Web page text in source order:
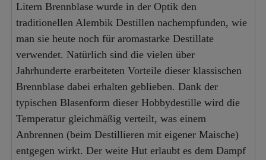
Litern Brennblase wurde in der Optik den
traditionellen Alembik Destillen nachempfunden, wie
man sie heute noch für aromastarke Destillate
verwendet. Natürlich sind die vielen über
Jahrhunderte erarbeiteten Vorteile dieser klassischen
Brennblase dabei erhalten geblieben. Dank der
typischen Blasenform dieser Hobbydestille wird die
Temperatur gleichmäßig verteilt, was einem
Anbrennen (beim Destillieren mit eigener Maische)
entgegen wirkt. Der weite Hut erlaubt es dem Dampf